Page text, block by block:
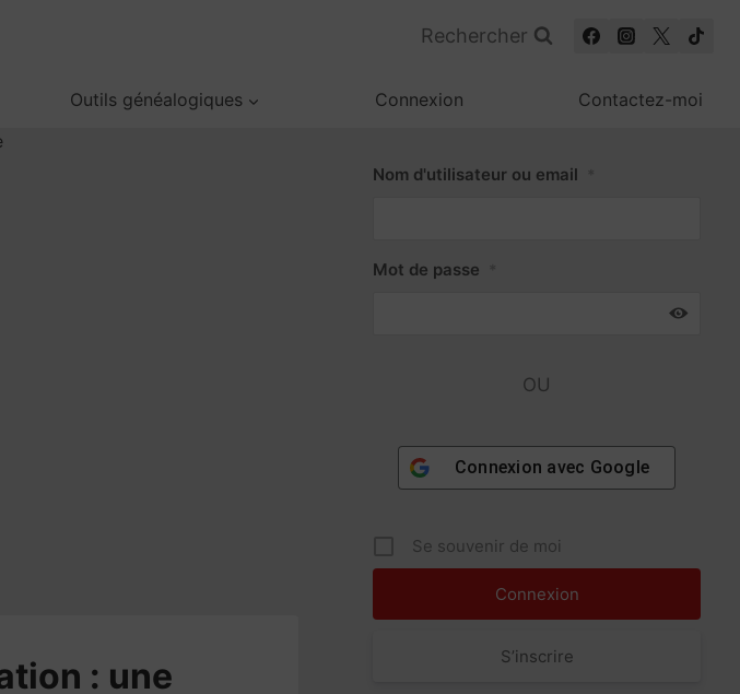
Rechercher
Outils généalogiques Connexion Contactez-moi
: une
Nom d'utilisateur ou email
Mot de passe
OU
Connexion avec Google
Se souvenir de moi
S’inscrire